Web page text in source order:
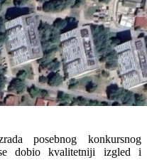
posebnog konkursnog
dobio kvalitetniji izgled i